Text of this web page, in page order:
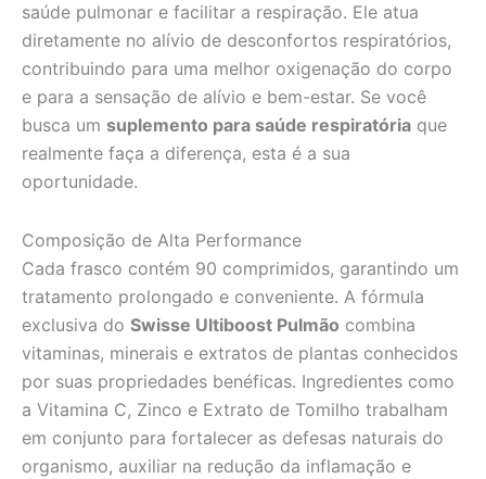
saúde pulmonar e facilitar a respiração. Ele atua
diretamente no alívio de desconfortos respiratórios,
contribuindo para uma melhor oxigenação do corpo
e para a sensação de alívio e bem-estar. Se você
busca um suplemento para saúde respiratória que
realmente faça a diferença, esta é a sua
oportunidade.
Composição de Alta Performance
Cada frasco contém 90 comprimidos, garantindo um
tratamento prolongado e conveniente. A fórmula
exclusiva do Swisse Ultiboost Pulmão combina
vitaminas, minerais e extratos de plantas conhecidos
por suas propriedades benéficas. Ingredientes como
a Vitamina C, Zinco e Extrato de Tomilho trabalham
em conjunto para fortalecer as defesas naturais do
organismo, auxiliar na redução da inflamação e